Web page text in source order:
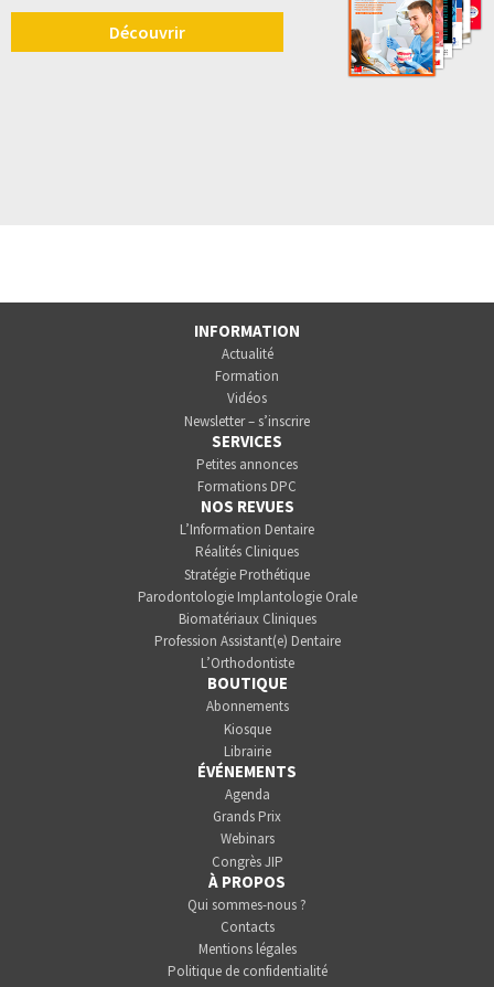
Découvrir
INFORMATION
Actualité
Formation
Vidéos
Newsletter – s’inscrire
SERVICES
Petites annonces
Formations DPC
NOS REVUES
L’Information Dentaire
Réalités Cliniques
Stratégie Prothétique
Parodontologie Implantologie Orale
Biomatériaux Cliniques
Profession Assistant(e) Dentaire
L’Orthodontiste
BOUTIQUE
Abonnements
Kiosque
Librairie
ÉVÉNEMENTS
Agenda
Grands Prix
Webinars
Congrès JIP
À PROPOS
Qui sommes-nous ?
Contacts
Mentions légales
Politique de confidentialité